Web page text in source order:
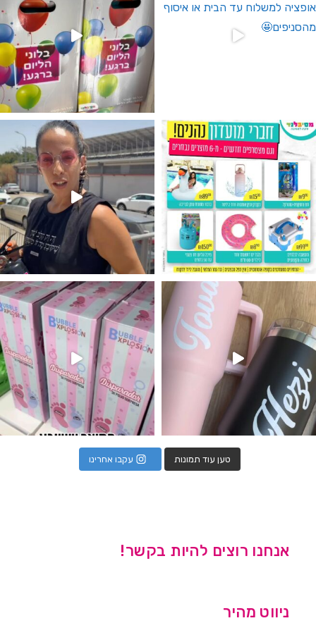
מין העובר רק במסיבלנד !! קיים
מטף לגילוי מין העובר חזר למלא
טען עוד תמונות עקבו אחרינו
אנחנו רוצים להיות בקשר!
ניווט מהיר